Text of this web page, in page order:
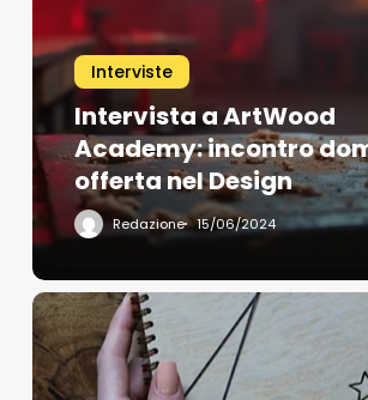
Interviste
Intervista a ArtWood
Academy: incontro
offerta nel Design
Redazione 15/06/2024